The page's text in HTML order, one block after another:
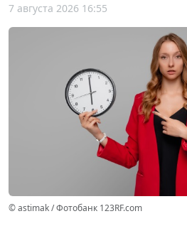
7 августа 2026 16:55
© astimak / Фотобанк 123RF.com